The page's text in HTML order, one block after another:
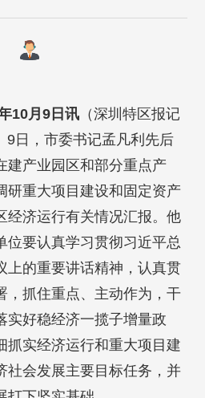
10月9日讯（深圳特区报记
9日，市委书记孟凡利先后
建产业园区和部分重点产
研重大项目建设和固定资产
经济运行有关情况汇报。他
位要认真学习贯彻习近平总
上的重要讲话精神，认真贯
，抓住重点、主动作为，干
实好稳经济一揽子增量政
抓实经济运行和重大项目建
社会发展主要目标任务，并